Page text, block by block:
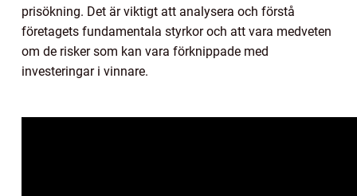
prisökning. Det är viktigt att analysera och förstå
företagets fundamentala styrkor och att vara medveten
om de risker som kan vara förknippade med
investeringar i vinnare.